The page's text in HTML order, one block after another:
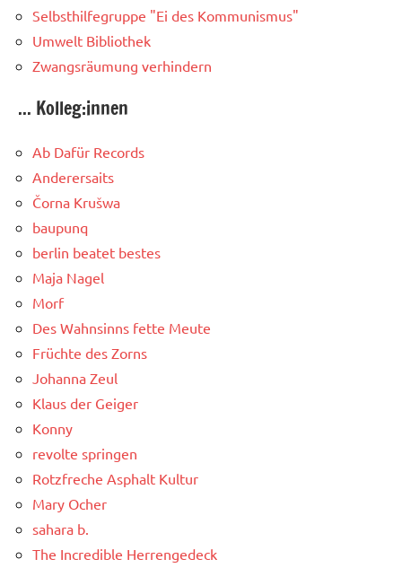
Selbsthilfegruppe "Ei des Kommunismus"
Umwelt Bibliothek
Zwangsräumung verhindern
... Kolleg:innen
Ab Dafür Records
Anderersaits
Čorna Krušwa
baupunq
berlin beatet bestes
Maja Nagel
Morf
Des Wahnsinns fette Meute
Früchte des Zorns
Johanna Zeul
Klaus der Geiger
Konny
revolte springen
Rotzfreche Asphalt Kultur
Mary Ocher
sahara b.
The Incredible Herrengedeck